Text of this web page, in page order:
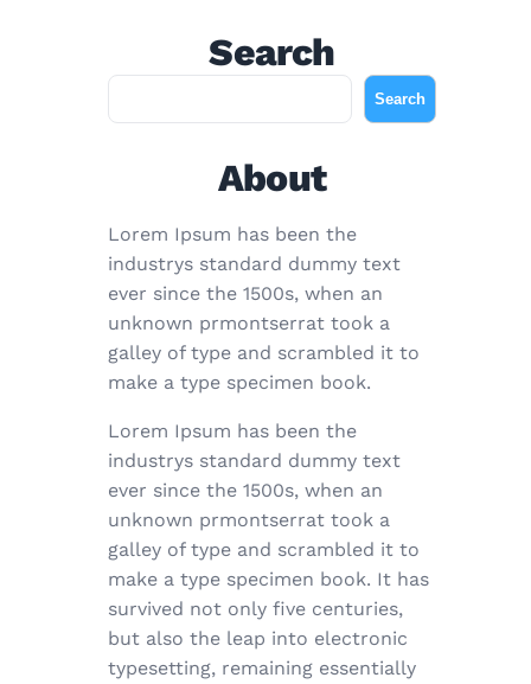
Search
S
e
h
Search
About
Lorem Ipsum has been the
industrys standard dummy text
ever since the 1500s, when an
unknown prmontserrat took a
galley of type and scrambled it to
make a type specimen book.
Lorem Ipsum has been the
industrys standard dummy text
ever since the 1500s, when an
unknown prmontserrat took a
galley of type and scrambled it to
make a type specimen book. It has
survived not only five centuries,
but also the leap into electronic
typesetting, remaining essentially